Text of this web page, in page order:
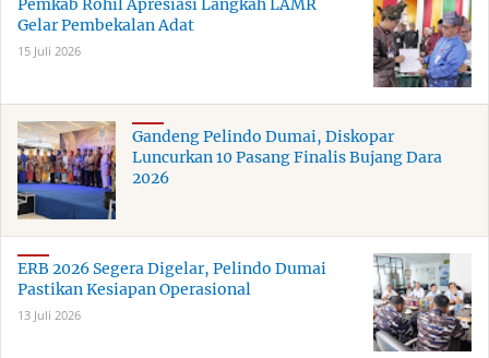
Pemkab Rohil Apresiasi Langkah LAMR
Gelar Pembekalan Adat
15 Juli 2026
Gandeng Pelindo Dumai, Diskopar
Luncurkan 10 Pasang Finalis Bujang Dara
2026
ERB 2026 Segera Digelar, Pelindo Dumai
Pastikan Kesiapan Operasional
13 Juli 2026